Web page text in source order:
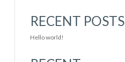
RECENT POSTS
Hello world!